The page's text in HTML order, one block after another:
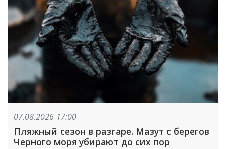
07.08.2026 17:00
Пляжный сезон в разгаре. Мазут с берегов
Черного моря убирают до сих пор